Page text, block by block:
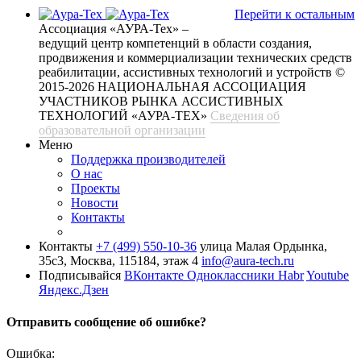
Перейти к остальным
Ассоциация «АУРА-Тех» –
ведущий центр компетенций в области создания,
продвижения и коммерциализации технических средств
реабилитации, ассистивных технологий и устройств ©
2015-2026 НАЦИОНАЛЬНАЯ АССОЦИАЦИЯ
УЧАСТНИКОВ РЫНКА АССИСТИВНЫХ
ТЕХНОЛОГИЙ «АУРА-ТЕХ» Сведения об
образовательной организации
Меню
Поддержка производителей
О нас
Проекты
Новости
Контакты
Контакты +7 (499) 550-10-36 улица Малая Ордынка,
35с3, Москва, 115184, этаж 4 info@aura-tech.ru
Подписывайся ВКонтакте Одноклассники HabrYoutube
Яндекс.Дзен
Отправить сообщение об ошибке?
Ошибка: